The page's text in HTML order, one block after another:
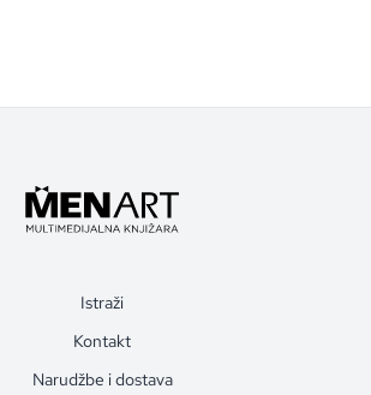
Istraži
Kontakt
Narudžbe i dostava